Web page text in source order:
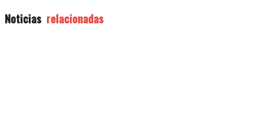
Noticias relacionadas